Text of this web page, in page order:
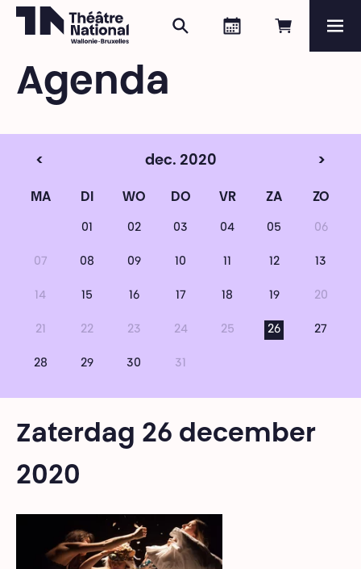
Online
Agenda
Zoeken
Agenda
< dec. 2020 >
MA DI WO DO VR ZA ZO
01 02 03 04 05 06
07 08 09 10 11 12 13
14 15 16 17 18 19 20
21 22 23 24 25 26 27
28 29 30 31
Zaterdag 26 december
2020